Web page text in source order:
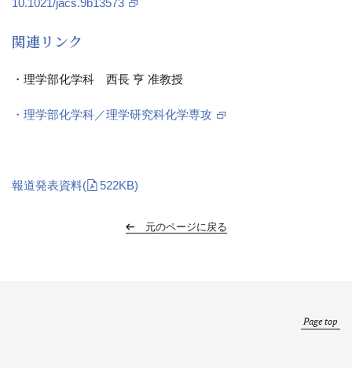
関連リンク
・理学部化学科 西長 亨 准教授
・理学部化学科／理学研究科化学専攻
報道発表資料( 522KB)
元のページに戻る
Page top